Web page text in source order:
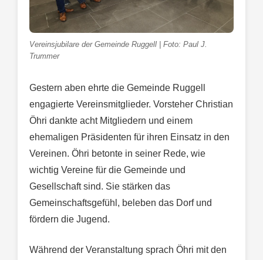
Vereinsjubilare der Gemeinde Ruggell | Foto: Paul J.
Trummer
Gestern aben ehrte die Gemeinde Ruggell
engagierte Vereinsmitglieder. Vorsteher Christian
Öhri dankte acht Mitgliedern und einem
ehemaligen Präsidenten für ihren Einsatz in den
Vereinen. Öhri betonte in seiner Rede, wie
wichtig Vereine für die Gemeinde und
Gesellschaft sind. Sie stärken das
Gemeinschaftsgefühl, beleben das Dorf und
fördern die Jugend.
Während der Veranstaltung sprach Öhri mit den